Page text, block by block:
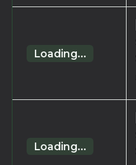
Loading...
Loading...